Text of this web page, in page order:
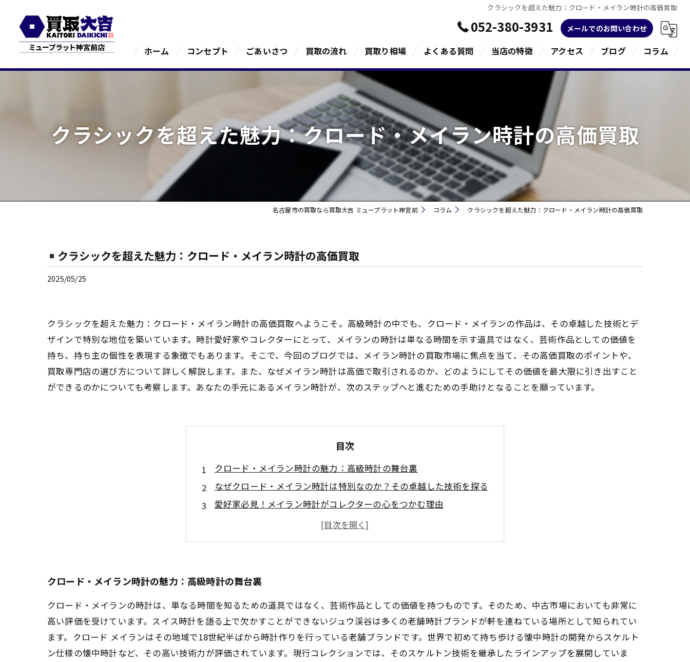
クラシックを超えた魅力：クロード・メイラン時計の高価買取
052-380-3931 メールでのお問い合わせ
ホーム コンセプト ごあいさつ 買取の流れ 買取り相場 よくある質問 当店の特徴
宝石
貴金属
指輪
アクセス ブログ コラム
クラシックを超えた魅力：クロード・メイラン時計の高価買取
名古屋市の買取なら買取大吉 ミュープラット神宮前 コラム クラシックを超えた魅力：クロード・メイラン時計の高価買取
クラシックを超えた魅力：クロード・メイラン時計の高価買取
2025/05/25
クラシックを超えた魅力：クロード・メイラン時計の高価買取へようこそ。高級時計の中でも、クロード・メイランの作品は、その卓越した技術とデ
ザインで特別な地位を築いています。時計愛好家やコレクターにとって、メイランの時計は単なる時間を示す道具ではなく、芸術作品としての価値を
持ち、持ち主の個性を表現する象徴でもあります。そこで、今回のブログでは、メイラン時計の買取市場に焦点を当て、その高価買取のポイントや、
買取専門店の選び方について詳しく解説します。また、なぜメイラン時計は高価で取引されるのか、どのようにしてその価値を最大限に引き出すこと
ができるのかについても考察します。あなたの手元にあるメイラン時計が、次のステップへと進むための手助けとなることを願っています。
目次
クロード・メイラン時計の魅力：高級時計の舞台裏
なぜクロード・メイラン時計は特別なのか？その卓越した技術を探る
愛好家必見！メイラン時計がコレクターの心をつかむ理由
高価買取のポイント：あなたのメイラン時計の真の価値とは
賢い買取専門店の選び方：メイラン時計を高く売るための知恵
あなたのメイラン時計が次のステップへ：成功する買取の道
クロード・メイラン時計の魅力：高級時計の舞台裏
クロード・メイランの時計は、単なる時間を知るための道具ではなく、芸術作品としての価値を持つものです。そのため、中古市場においても非常に
高い評価を受けています。スイス時計を語る上で欠かすことができないジュウ渓谷は多くの老舗時計ブランドが軒を連ねている場所として知られてい
ます。クロード メイランはその地域で18世紀半ばから時計作りを行っている老舗ブランドです。世界で初めて持ち歩ける懐中時計の開発からスケルト
ン仕様の懐中時計など、その高い技術力が評価されています。現行コレクションでは、そのスケルトン技術を継承したラインアップを展開していま